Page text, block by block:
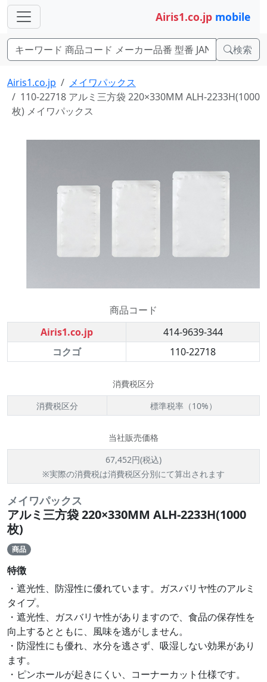
Airis1.co.jp mobile
検索
Airis1.co.jp
メイワパックス
110-22718 アルミ三方袋 220×330MM ALH-2233H(1000
枚) メイワパックス
商品コード
Airis1.co.jp
414-9639-344
コクゴ
110-22718
消費税区分
消費税区分
標準税率（10%）
当社販売価格
67,452円(税込)
※実際の消費税は消費税区分別にて算出されます
メイワパックス
アルミ三方袋 220×330MM ALH-2233H(1000
枚)
商品
特徴
・遮光性、防湿性に優れています。ガスバリヤ性のアルミ
タイプ。
・遮光性、ガスバリヤ性がありますので、食品の保存性を
向上するとともに、風味を逃がしません。
・防湿性にも優れ、水分を逃さず、吸湿しない効果があり
ます。
・ピンホールが起きにくい、コーナーカット仕様です。